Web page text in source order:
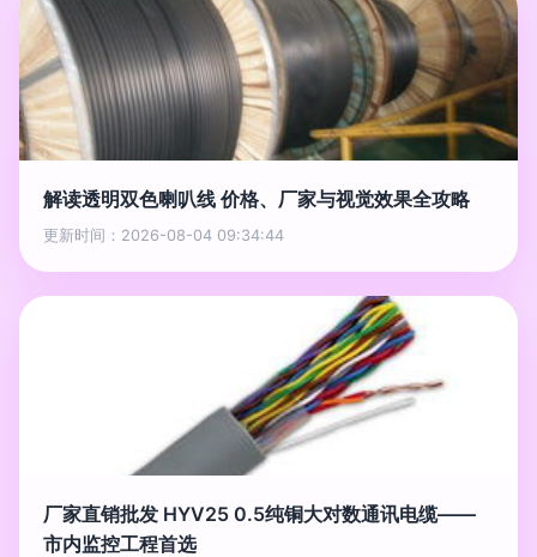
解读透明双色喇叭线 价格、厂家与视觉效果全攻略
更新时间：2026-08-04 09:34:44
厂家直销批发 HYV25 0.5纯铜大对数通讯电缆——
市内监控工程首选